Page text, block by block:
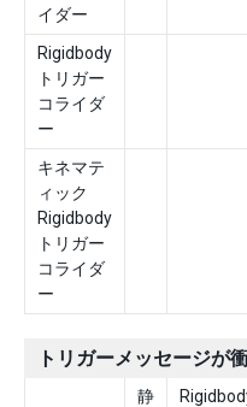
イダー
Rigidbody
トリガー
コライダ
ー
キネマテ
ィック
Rigidbody
トリガー
コライダ
ー
トリガーメッセージが
静